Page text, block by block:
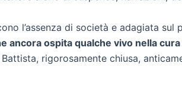
l’assenza di società e adagiata sul
ancora ospita qualche vivo nella
rigorosamente chiusa,